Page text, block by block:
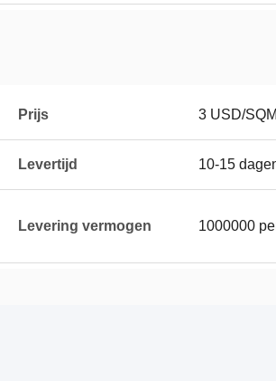
Prijs 3 USD/SQM
Levertijd 10-15
Levering vermogen 1000000